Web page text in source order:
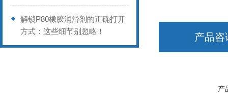
解锁P80橡胶润滑剂的正确打开
方式：这些细节别忽略！
产品咨
产